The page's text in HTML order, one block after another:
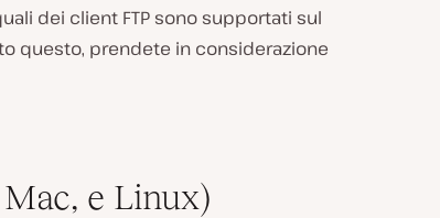
dei client FTP sono supportati sul
questo, prendete in considerazione
e Linux)